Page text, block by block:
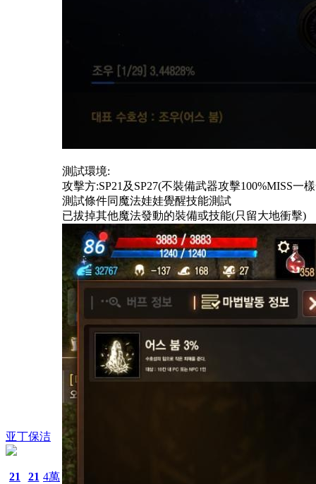
亚丁保洁
21 21 4萬
測試環境:
攻擊方:SP21及SP27(不裝備武器攻擊100%MISS一
測試條件同魔法娃娃覺醒技能測試
已拔掉其他魔法發動的裝備或技能(只留大地衝擊)